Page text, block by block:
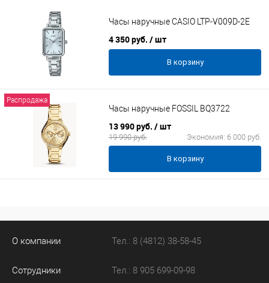
Часы наручные CASIO LTP-V009D-2E
4 350 руб. / шт
В корзину
Распродажа
Часы наручные FOSSIL BQ3722
13 990 руб. / шт
19 990 руб. Экономия: 6 000 руб.
В корзину
О компании
Сотрудники
Тел.: 8 (4812) 38-58-45
Тел.: 8 905 699-09-98